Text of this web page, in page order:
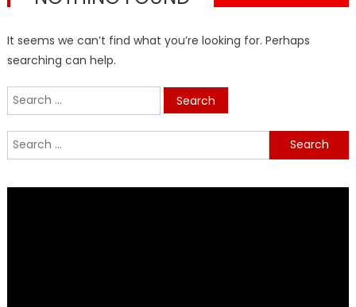
It seems we can’t find what you’re looking for. Perhaps
searching can help.
Search
for:
Search
for: